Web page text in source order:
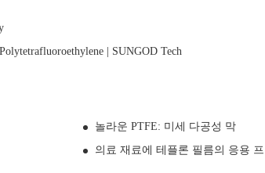
| SUNGOD Tech
놀라운 PTFE: 미세 다공성 막
의료 재료에 테플론 필름의 응용